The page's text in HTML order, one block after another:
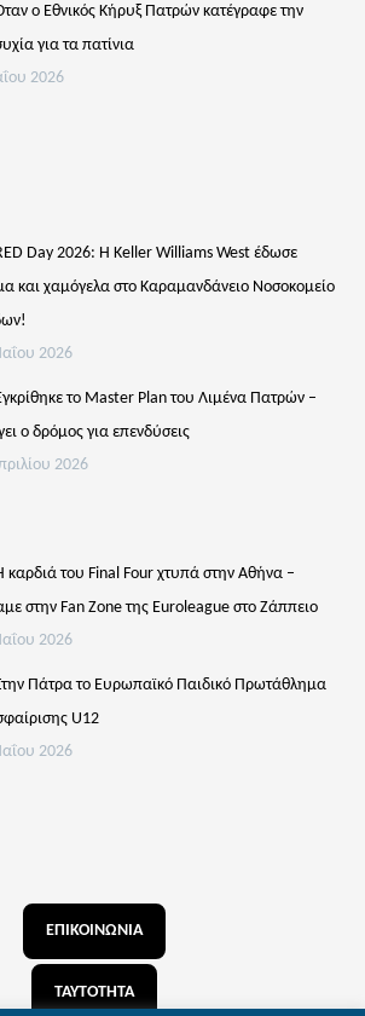
ο Εθνικός Κήρυξ Πατρών κατέγραφε την
για τα πατίνια
2026
Day 2026: Η Keller Williams West έδωσε
και χαμόγελα στο Καραμανδάνειο Νοσοκομείο
2026
το Master Plan του Λιμένα Πατρών –
ο δρόμος για επενδύσεις
2026
καρδιά του Final Four χτυπά στην Αθήνα –
στην Fan Zone της Euroleague στο Ζάππειο
2026
Πάτρα το Ευρωπαϊκό Παιδικό Πρωτάθλημα
U12
2026
Channel
ΕΠΙΚΟΙΝΩΝΙΑ
ΤΑΥΤΟΤΗΤΑ